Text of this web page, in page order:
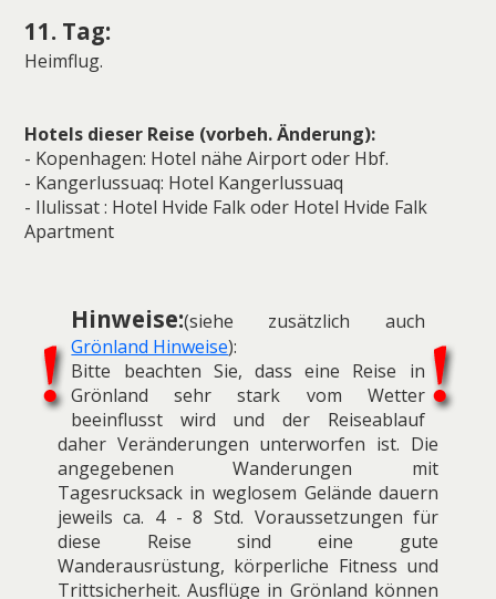
11. Tag:
Heimflug.
Hotels dieser Reise (vorbeh. Änderung):
- Kopenhagen: Hotel nähe Airport oder Hbf.
- Kangerlussuaq: Hotel Kangerlussuaq
- Ilulissat : Hotel Hvide Falk oder Hotel Hvide Falk
Apartment
Hinweise:(siehe zusätzlich auch
Grönland Hinweise):
Bitte beachten Sie, dass eine Reise in
Grönland sehr stark vom Wetter
beeinflusst wird und der Reiseablauf
daher Veränderungen unterworfen ist. Die
angegebenen Wanderungen mit
Tagesrucksack in weglosem Gelände dauern
jeweils ca. 4 - 8 Std. Voraussetzungen für
diese Reise sind eine gute
Wanderausrüstung, körperliche Fitness und
Trittsicherheit. Ausflüge in Grönland können